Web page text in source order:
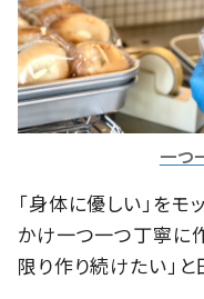
一つ
「身体に優しい」を
かけ一つ一つ丁寧に
限り作り続けたい」と